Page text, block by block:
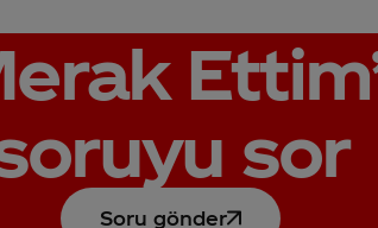
sor
Soru gönder